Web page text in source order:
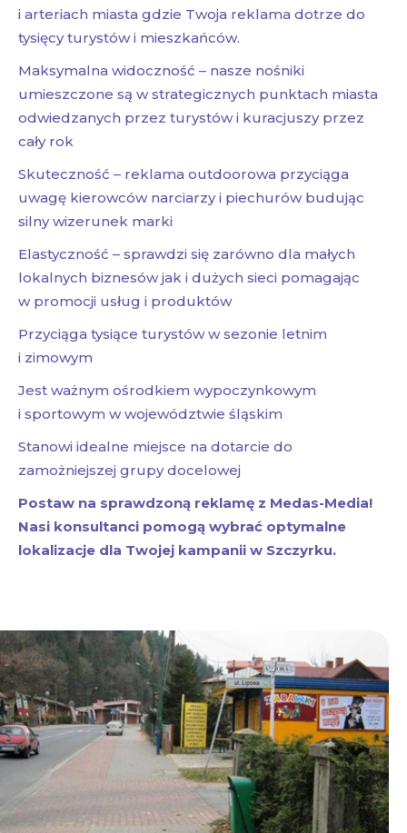
i arteriach miasta gdzie Twoja reklama dotrze do
tysięcy turystów i mieszkańców.
Maksymalna widoczność – nasze nośniki
umieszczone są w strategicznych punktach miasta
odwiedzanych przez turystów i kuracjuszy przez
cały rok
Skuteczność – reklama outdoorowa przyciąga
uwagę kierowców narciarzy i piechurów budując
silny wizerunek marki
Elastyczność – sprawdzi się zarówno dla małych
lokalnych biznesów jak i dużych sieci pomagając
w promocji usług i produktów
Przyciąga tysiące turystów w sezonie letnim
i zimowym
Jest ważnym ośrodkiem wypoczynkowym
i sportowym w województwie śląskim
Stanowi idealne miejsce na dotarcie do
zamożniejszej grupy docelowej
Postaw na sprawdzoną reklamę z Medas-Media!
Nasi konsultanci pomogą wybrać optymalne
lokalizacje dla Twojej kampanii w Szczyrku.